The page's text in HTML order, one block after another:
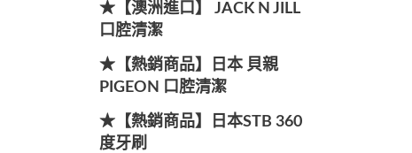
★【澳洲進口】 JACK N JILL
口腔清潔
★【熱銷商品】日本 貝親
PIGEON 口腔清潔
★【熱銷商品】日本STB 360
度牙刷